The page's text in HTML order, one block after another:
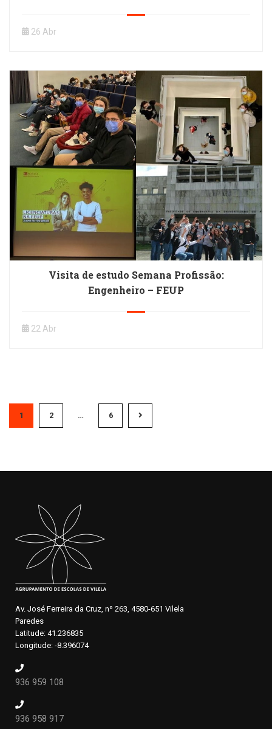
26 Abr
Visita de estudo Semana Profissão:
Engenheiro – FEUP
22 Abr
1 2 … 6
Av. José Ferreira da Cruz, nº 263, 4580-651 Vilela
Paredes
Latitude: 41.236835
Longitude: -8.396074
936 959 108
936 958 917